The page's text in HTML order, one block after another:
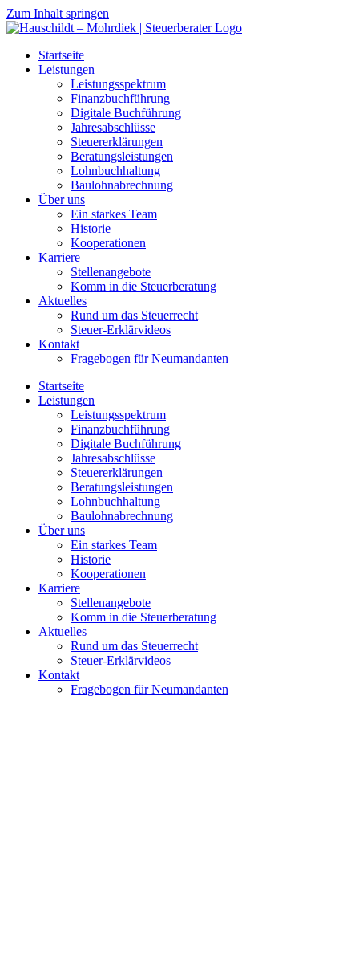
Zum Inhalt springen
Startseite
Leistungen
Leistungsspektrum
Finanzbuchführung
Digitale Buchführung
Jahresabschlüsse
Steuererklärungen
Beratungsleistungen
Lohnbuchhaltung
Baulohnabrechnung
Über uns
Ein starkes Team
Historie
Kooperationen
Karriere
Stellenangebote
Komm in die Steuerberatung
Aktuelles
Rund um das Steuerrecht
Steuer-Erklärvideos
Kontakt
Fragebogen für Neumandanten
Startseite
Leistungen
Leistungsspektrum
Finanzbuchführung
Digitale Buchführung
Jahresabschlüsse
Steuererklärungen
Beratungsleistungen
Lohnbuchhaltung
Baulohnabrechnung
Über uns
Ein starkes Team
Historie
Kooperationen
Karriere
Stellenangebote
Komm in die Steuerberatung
Aktuelles
Rund um das Steuerrecht
Steuer-Erklärvideos
Kontakt
Fragebogen für Neumandanten